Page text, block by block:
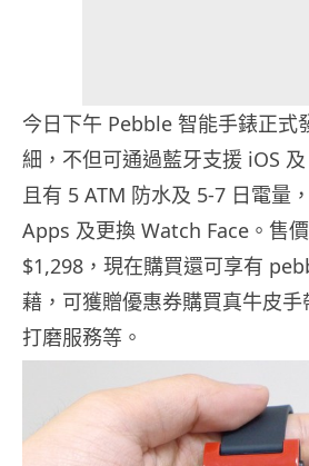
今日下午 Pebble 智能手錶正式
細，不但可通過藍牙支援 iOS
且有 5 ATM 防水及 5-7 日電量
Apps 及更換 Watch Face。售
$1,298，現在購買還可享有
藉，可獲贈優惠券購買真牛皮
打磨服務等。